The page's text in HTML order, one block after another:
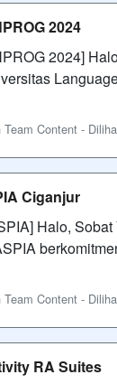
2024
2024]
Content -
Ciganjur
Halo,
Content -
RA Suites